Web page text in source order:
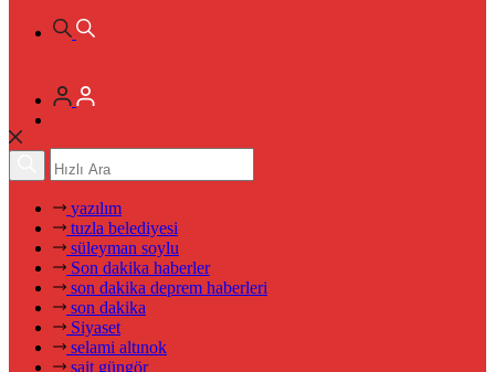
yazılım
tuzla belediyesi
süleyman soylu
Son dakika haberler
son dakika deprem haberleri
son dakika
Siyaset
selami altınok
sait güngör